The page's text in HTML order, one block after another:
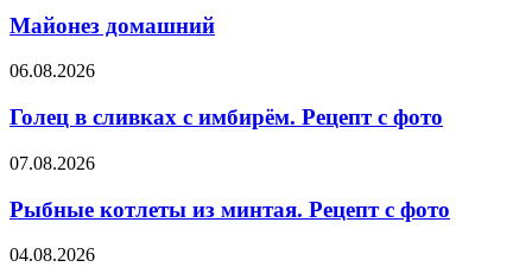
Рецепт
фото
Майонез домашний
Голец
сливках
с
имбирём.
Рецепт
с
фото
06.08.2026
Голец в сливках с имбирём. Рецепт с фото
Рыбные
из
минтая.
Рецепт
07.08.2026
Рыбные котлеты из минтая. Рецепт с фото
Жульен
04.08.2026